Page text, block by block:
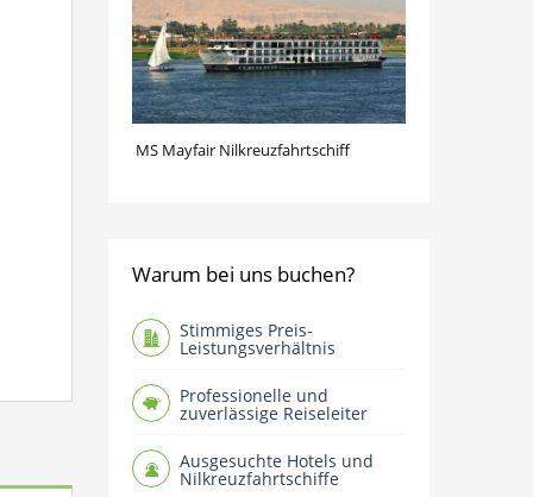
MS Mayfair Nilkreuzfahrtschiff
Warum bei uns buchen?
Stimmiges Preis-
Leistungsverhältnis
Professionelle und
zuverlässige Reiseleiter
Ausgesuchte Hotels und
Nilkreuzfahrtschiffe